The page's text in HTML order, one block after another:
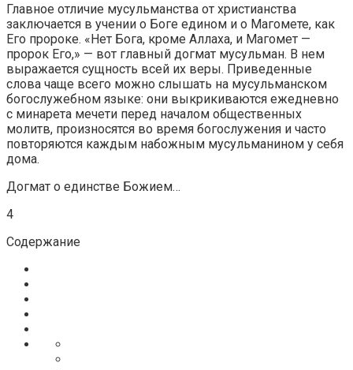
Главное отличие мусульманства от христианства
заключается в учении о Боге едином и о Магомете, как
Его пророке. «Нет Бога, кроме Аллаха, и Магомет —
пророк Его,» — вот главный догмат мусульман. В нем
выражается сущность всей их веры. Приведенные
слова чаще всего можно слышать на мусульманском
богослужебном языке: они выкрикиваются ежедневно
с минарета мечети перед началом общественных
молитв, произносятся во время богослужения и часто
повторяются каждым набожным мусульманином у себя
дома.
Догмат о единстве Божием…
4
Содержание